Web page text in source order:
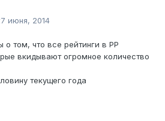
июня, 2014
том, что все рейтинги в РР
вкидывают огромное количество
текущего года